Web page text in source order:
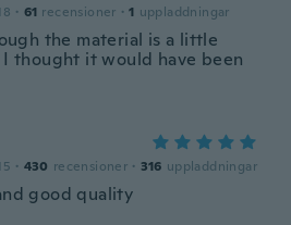
· 61 recensioner · 1 uppladdningar
the material is a little
thought it would have been
· 430 recensioner · 316 uppladdningar
good quality